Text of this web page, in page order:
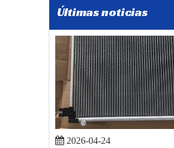
Últimas noticias